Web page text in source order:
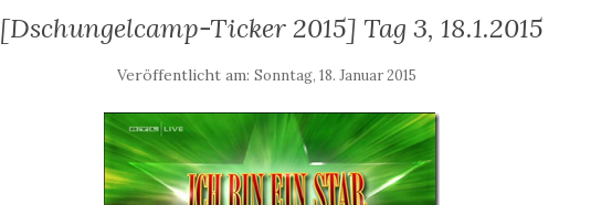
[Dschungelcamp-Ticker 2015] Tag 3, 18.1.2015
Veröffentlicht am: Sonntag, 18. Januar 2015